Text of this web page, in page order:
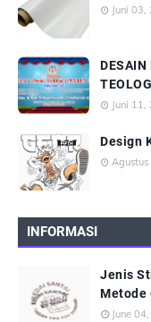
Juni 03,
DESAIN
Juni 11,
Design
INFORMASI
Jenis
Metode
June